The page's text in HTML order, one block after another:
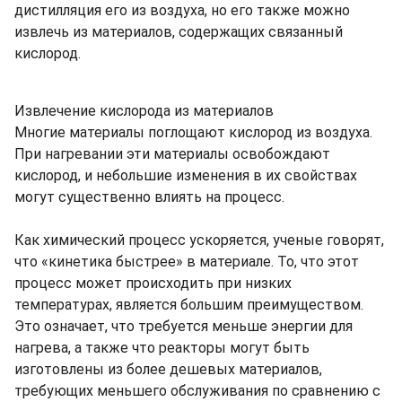
дистилляция его из воздуха, но его также можно
извлечь из материалов, содержащих связанный
кислород.
Извлечение кислорода из материалов
Многие материалы поглощают кислород из воздуха.
При нагревании эти материалы освобождают
кислород, и небольшие изменения в их свойствах
могут существенно влиять на процесс.
Как химический процесс ускоряется, ученые говорят,
что «кинетика быстрее» в материале. То, что этот
процесс может происходить при низких
температурах, является большим преимуществом.
Это означает, что требуется меньше энергии для
нагрева, а также что реакторы могут быть
изготовлены из более дешевых материалов,
требующих меньшего обслуживания по сравнению с